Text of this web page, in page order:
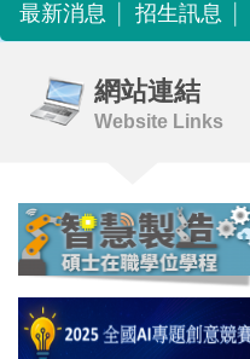
最新消息
招生訊息
網站連結
Website Links